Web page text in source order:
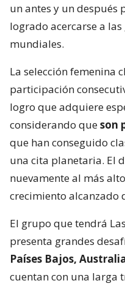
un antes y un después
logrado acercarse a
mundiales.
La selección femenina
participación
logro que adquiere
considerando queson
que han conseguido
una cita planetaria. El
nuevamente al más
crecimiento alcanzado
El grupo que tendrá
presenta grandes
Países Bajos,
cuentan con una larga